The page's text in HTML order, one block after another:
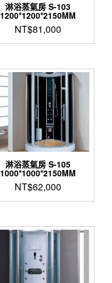
淋浴蒸氣房 S-103
1200*1200*2150MM
NT$81,000
淋浴蒸氣房 S-105
1000*1000*2150MM
NT$62,000